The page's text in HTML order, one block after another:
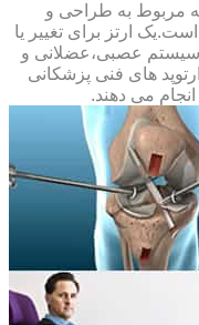
مربوط به طراحی و
ارتز برای تغییر یا
سیستم عصبی،عضلانی و
های فنی پزشکانی
انجام می دهند.